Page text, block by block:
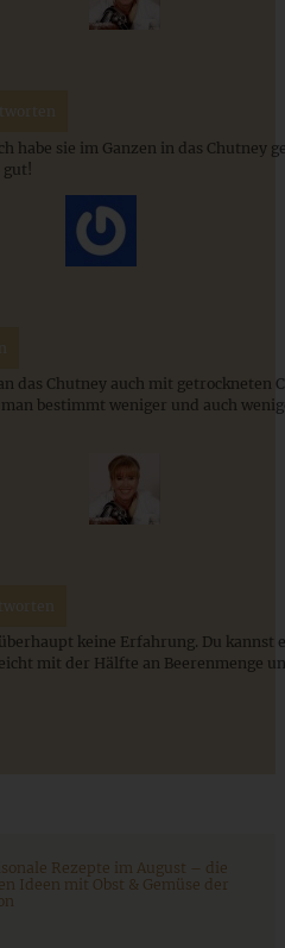
Käsefüllung
zu Hause!
– die besten Ideen mit Obst
Kirschgrütze - einfaches
habe sie im Ganzen in das Chutney
gut!
das Chutney auch mit getrockneten
man bestimmt weniger und auch
keine Erfahrung. Du kannst
mit der Hälfte an Beerenmenge
Rezepte im August – die
Ideen mit Obst & Gemüse der